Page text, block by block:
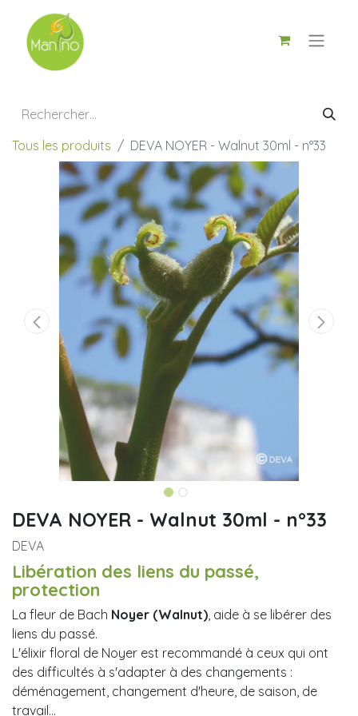
Tous les produits DEVA NOYER - Walnut 30ml - n°33
DEVA NOYER - Walnut 30ml - n°33
DEVA
Libération des liens du passé,
protection
La fleur de Bach Noyer (Walnut), aide à se libérer des
liens du passé.
L'élixir floral de Noyer est recommandé à ceux qui ont
des difficultés à s'adapter à des changements :
déménagement, changement d'heure, de saison, de
travail…